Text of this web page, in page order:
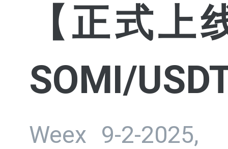
【正式上
SOMI/
Weex 9-2-2025,